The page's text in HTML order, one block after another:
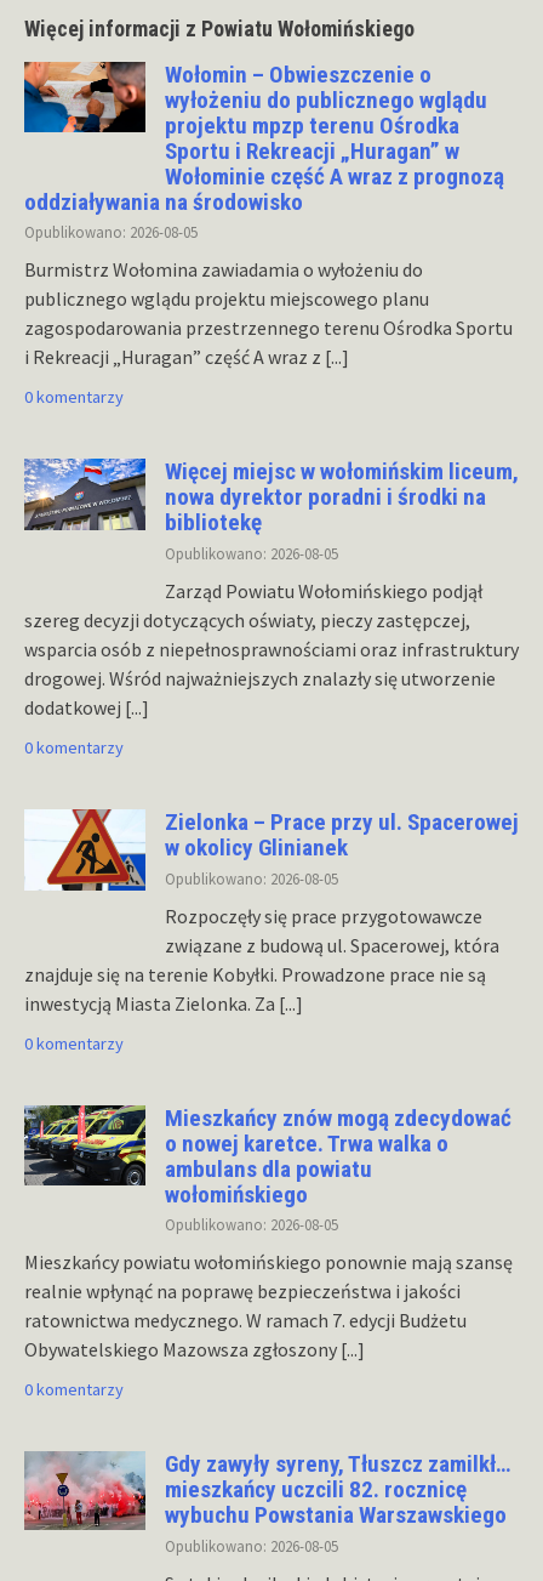
Więcej informacji z Powiatu Wołomińskiego
Wołomin – Obwieszczenie o
wyłożeniu do publicznego wglądu
projektu mpzp terenu Ośrodka
Sportu i Rekreacji „Huragan” w
Wołominie część A wraz z prognozą
oddziaływania na środowisko
Opublikowano: 2026-08-05
Burmistrz Wołomina zawiadamia o wyłożeniu do
publicznego wglądu projektu miejscowego planu
zagospodarowania przestrzennego terenu Ośrodka Sportu
i Rekreacji „Huragan” część A wraz z [...]
0 komentarzy
Więcej miejsc w wołomińskim liceum,
nowa dyrektor poradni i środki na
bibliotekę
Opublikowano: 2026-08-05
Zarząd Powiatu Wołomińskiego podjął
szereg decyzji dotyczących oświaty, pieczy zastępczej,
wsparcia osób z niepełnosprawnościami oraz infrastruktury
drogowej. Wśród najważniejszych znalazły się utworzenie
dodatkowej [...]
0 komentarzy
Zielonka – Prace przy ul. Spacerowej
w okolicy Glinianek
Opublikowano: 2026-08-05
Rozpoczęły się prace przygotowawcze
związane z budową ul. Spacerowej, która
znajduje się na terenie Kobyłki. Prowadzone prace nie są
inwestycją Miasta Zielonka. Za [...]
0 komentarzy
Mieszkańcy znów mogą zdecydować
o nowej karetce. Trwa walka o
ambulans dla powiatu
wołomińskiego
Opublikowano: 2026-08-05
Mieszkańcy powiatu wołomińskiego ponownie mają szansę
realnie wpłynąć na poprawę bezpieczeństwa i jakości
ratownictwa medycznego. W ramach 7. edycji Budżetu
Obywatelskiego Mazowsza zgłoszony [...]
0 komentarzy
Gdy zawyły syreny, Tłuszcz zamilkł…
mieszkańcy uczcili 82. rocznicę
wybuchu Powstania Warszawskiego
Opublikowano: 2026-08-05